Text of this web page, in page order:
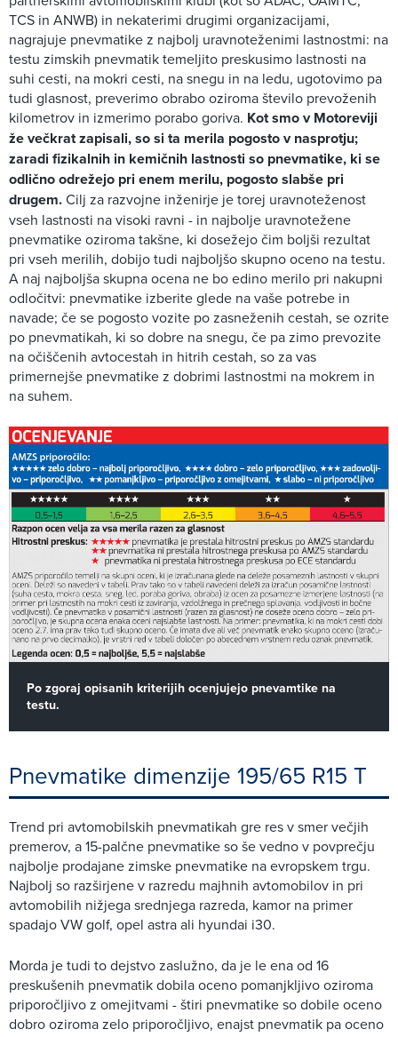
TCS in ANWB) in nekaterimi drugimi organizacijami,
nagrajuje pnevmatike z najbolj uravnoteženimi lastnostmi: na
testu zimskih pnevmatik temeljito preskusimo lastnosti na
suhi cesti, na mokri cesti, na snegu in na ledu, ugotovimo pa
tudi glasnost, preverimo obrabo oziroma število prevoženih
kilometrov in izmerimo porabo goriva. Kot smo v Motoreviji
že večkrat zapisali, so si ta merila pogosto v nasprotju;
zaradi fizikalnih in kemičnih lastnosti so pnevmatike, ki se
odlično odrežejo pri enem merilu, pogosto slabše pri
drugem.Cilj za razvojne inženirje je torej uravnoteženost
vseh lastnosti na visoki ravni - in najbolje uravnotežene
pnevmatike oziroma takšne, ki dosežejo čim boljši rezultat
pri vseh merilih, dobijo tudi najboljšo skupno oceno na testu.
A naj najboljša skupna ocena ne bo edino merilo pri nakupni
odločitvi: pnevmatike izberite glede na vaše potrebe in
navade; če se pogosto vozite po zasneženih cestah, se ozrite
po pnevmatikah, ki so dobre na snegu, če pa zimo prevozite
na očiščenih avtocestah in hitrih cestah, so za vas
primernejše pnevmatike z dobrimi lastnostmi na mokrem in
na suhem.
Po zgoraj opisanih kriterijih ocenjujejo pnevamtike na
testu.
Pnevmatike dimenzije 195/65 R15 T
Trend pri avtomobilskih pnevmatikah gre res v smer večjih
premerov, a 15-palčne pnevmatike so še vedno v povprečju
najbolje prodajane zimske pnevmatike na evropskem trgu.
Najbolj so razširjene v razredu majhnih avtomobilov in pri
avtomobilih nižjega srednjega razreda, kamor na primer
spadajo VW golf, opel astra ali hyundai i30.
Morda je tudi to dejstvo zaslužno, da je le ena od 16
preskušenih pnevmatik dobila oceno pomanjkljivo oziroma
priporočljivo z omejitvami - štiri pnevmatike so dobile oceno
dobro oziroma zelo priporočljivo, enajst pnevmatik pa oceno